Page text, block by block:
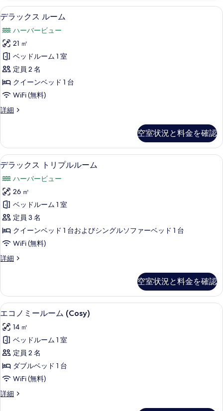
ル
ー
ム
の
す
べ
て
の
写
表
示
す
る
ト
ト
プ
ル
ル
ー
ム
の
詳
細
デ
ラ
ッ
ク
ス
ル
ー
ム
の
べ
て
の
写
真
を
表
示
す
る
高級寝具、セーフティボックス (室内
14
デラックス ルーム
ハーバービュー
21 ㎡
ベッドルーム 1 室
定員 2 名
クイーンベッド 1 台
WiFi (無料)
詳細
デ
ス
ル
ー
の
詳
細
空室状況と料金を確認
デ
ラ
ッ
ク
ス
ト
リ
プ
ル
ー
ム
の
す
べ
て
の
写
真
高級寝具、セーフティボックス (室内
8
デラックス トリプルルーム
ハーバービュー
26 ㎡
ベッドルーム 1 室
定員 3 名
クイーンベッド 1 台およびシングルソファーベッド 1 台
WiFi (無料)
詳細
デ
ス
ト
リ
ル
ル
ム
の
詳
細
空室状況と料金を確認
エ
コ
ノ
ミ
ー
ル
ー
ム
高級寝具、セーフティボックス (室内
7
エコノミールーム (Cosy)
14 ㎡
ベッドルーム 1 室
定員 2 名
ダブルベッド 1 台
WiFi (無料)
詳細
エ